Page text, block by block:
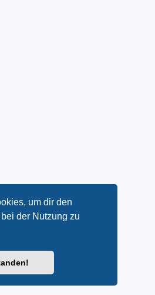
um dir den
der Nutzung zu